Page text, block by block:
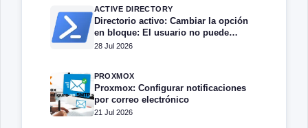
ACTIVE DIRECTORY
Directorio activo: Cambiar la opción
en bloque: El usuario no puede
cambiar la contraseña
28 Jul 2026
PROXMOX
Proxmox: Configurar notificaciones
por correo electrónico
21 Jul 2026